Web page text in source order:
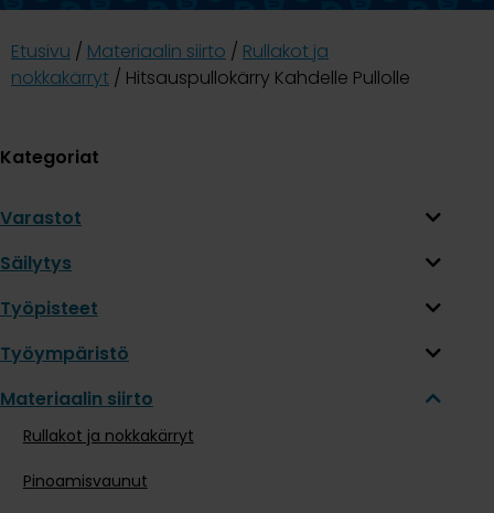
Etusivu / Materiaalin siirto / Rullakot ja
nokkakärryt / Hitsauspullokärry Kahdelle Pullolle
Kategoriat
Varastot
Säilytys
Työpisteet
Työympäristö
Materiaalin siirto
Rullakot ja nokkakärryt
Pinoamisvaunut